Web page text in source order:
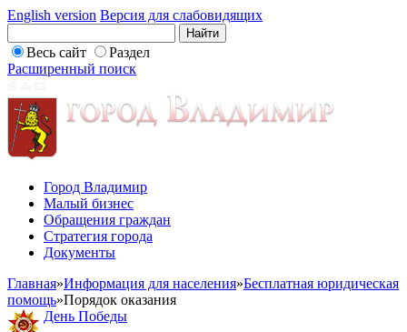
English version Версия для слабовидящих
Весь сайт
Раздел
Расширенный поиск
Город Владимир
Малый бизнес
Обращения граждан
Стратегия города
Документы
Главная»Информация для населения»Бесплатная юридическая
помощь»Порядок оказания
День Победы